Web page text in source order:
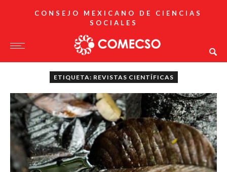
CONSEJO MEXICANO DE CIENCIAS
SOCIALES
ETIQUETA: REVISTAS CIENTÍFICAS